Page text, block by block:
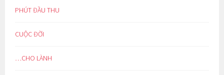
PHÚT ĐẦU THU
CUỘC ĐỜI
…CHO LÀNH